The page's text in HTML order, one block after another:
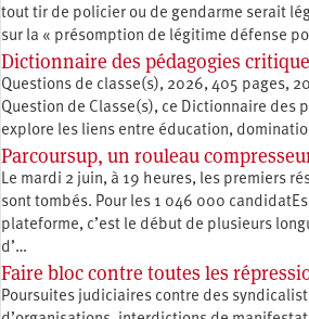
tout tir de policier ou de gendarme serait
sur la « présomption de légitime défense
Dictionnaire des pédagogies
Questions de classe(s), 2026, 405 pages,
Question de Classe(s), ce Dictionnaire des
explore les liens entre éducation,
Parcoursup, un rouleau
Le mardi 2 juin, à 19 heures, les premiers
sont tombés. Pour les 1 046 000
plateforme, c’est le début de plusieurs
d’…
Faire bloc contre toutes les
Poursuites judiciaires contre des